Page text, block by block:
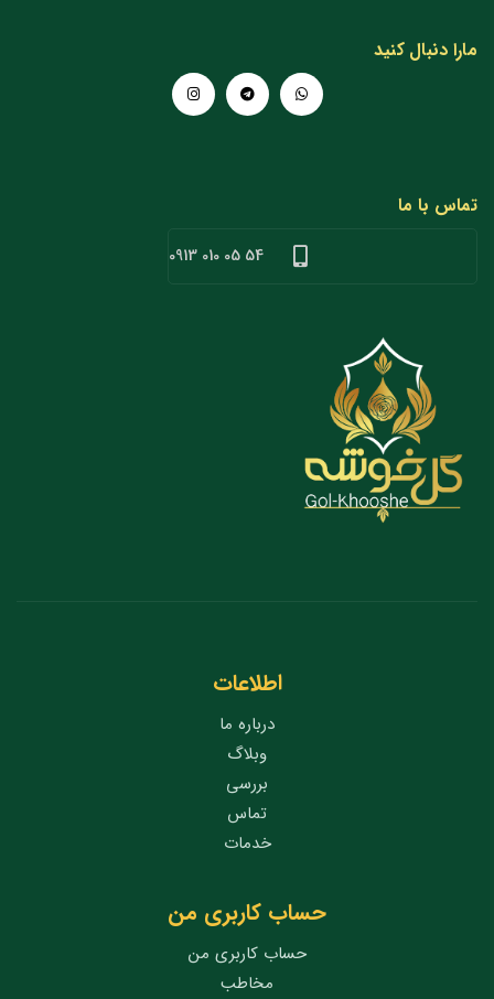
مارا دنبال کنید
تماس با ما
54 05 010 0913
اطلاعات
درباره ما
وبلاگ
بررسی
تماس
خدمات
حساب کاربری من
حساب کاربری من
مخاطب